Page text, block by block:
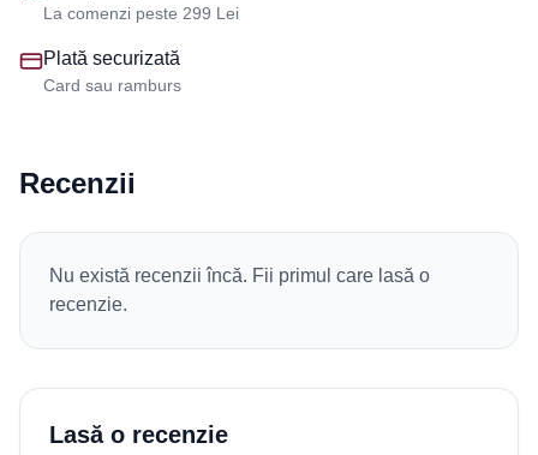
La comenzi peste 299 Lei
Plată securizată
Card sau ramburs
Recenzii
Nu există recenzii încă. Fii primul care lasă o
recenzie.
Lasă o recenzie